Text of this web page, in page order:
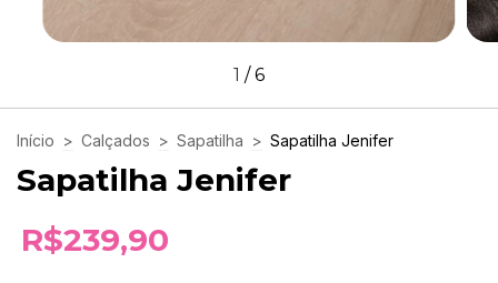
1 /6
Início > Calçados > Sapatilha > Sapatilha Jenifer
Sapatilha Jenifer
R$239,90